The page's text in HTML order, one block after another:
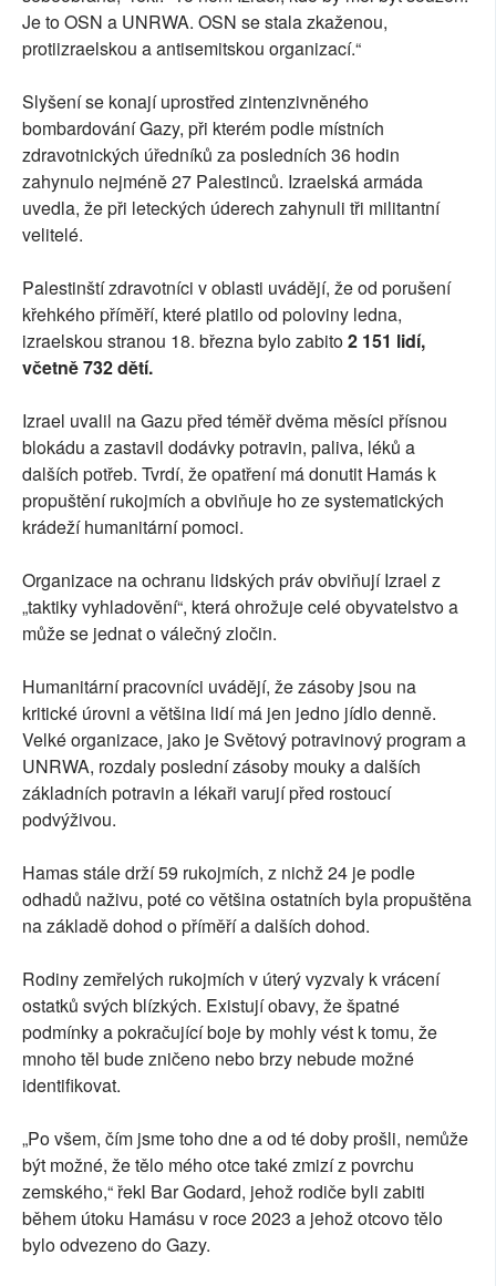
Je to OSN a UNRWA. OSN se stala zkaženou,
protiizraelskou a antisemitskou organizací.“
Slyšení se konají uprostřed zintenzivněného
bombardování Gazy, při kterém podle místních
zdravotnických úředníků za posledních 36 hodin
zahynulo nejméně 27 Palestinců. Izraelská armáda
uvedla, že při leteckých úderech zahynuli tři militantní
velitelé.
Palestinští zdravotníci v oblasti uvádějí, že od porušení
křehkého příměří, které platilo od poloviny ledna,
izraelskou stranou 18. března bylo zabito2 151 lidí,
včetně 732 dětí.
Izrael uvalil na Gazu před téměř dvěma měsíci přísnou
blokádu a zastavil dodávky potravin, paliva, léků a
dalších potřeb. Tvrdí, že opatření má donutit Hamás k
propuštění rukojmích a obviňuje ho ze systematických
krádeží humanitární pomoci.
Organizace na ochranu lidských práv obviňují Izrael z
„taktiky vyhladovění“, která ohrožuje celé obyvatelstvo a
může se jednat o válečný zločin.
Humanitární pracovníci uvádějí, že zásoby jsou na
kritické úrovni a většina lidí má jen jedno jídlo denně.
Velké organizace, jako je Světový potravinový program a
UNRWA, rozdaly poslední zásoby mouky a dalších
základních potravin a lékaři varují před rostoucí
podvýživou.
Hamas stále drží 59 rukojmích, z nichž 24 je podle
odhadů naživu, poté co většina ostatních byla propuštěna
na základě dohod o příměří a dalších dohod.
Rodiny zemřelých rukojmích v úterý vyzvaly k vrácení
ostatků svých blízkých. Existují obavy, že špatné
podmínky a pokračující boje by mohly vést k tomu, že
mnoho těl bude zničeno nebo brzy nebude možné
identifikovat.
„Po všem, čím jsme toho dne a od té doby prošli, nemůže
být možné, že tělo mého otce také zmizí z povrchu
zemského,“ řekl Bar Godard, jehož rodiče byli zabiti
během útoku Hamásu v roce 2023 a jehož otcovo tělo
bylo odvezeno do Gazy.